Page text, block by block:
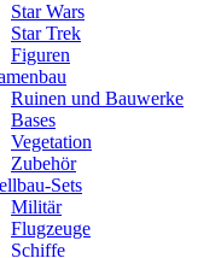
Star Wars
Star Trek
Figuren
Ruinen und Bauwerke
Bases
Vegetation
Zubehör
Sets
Militär
Flugzeuge
Schiffe